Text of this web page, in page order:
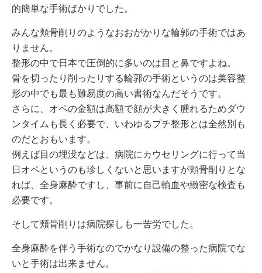
的簡単な手術ばかりでした。
みんな頬骨削りのようなおおがかりな輪郭の手術ではあ
りません。
整形の中で日本で圧倒的に多いのは目と鼻ですよね。
骨を切ったり削ったりする輪郭の手術というのは美容整
形の中でも最も難易度の高い書術なんだそうです。
さらに、オペの金額は高額で顔が大きく腫れるためダウ
ンタイムも長く必要で、いわゆるプチ整形とは全然別も
のだとおもいます。
例えば目の埋没などは、病院にカウセリングに行って当
日オペというのも珍しくないと思いますが頬骨削りとな
れば、全身麻酔ですし、事前に自己輸血や緻密な検査も
必要です。
そして頬骨削りは病院探しも一苦労でした。
全身麻酔を伴う手術なのでかなり設備の整った病院でな
いと手術は出来ません。